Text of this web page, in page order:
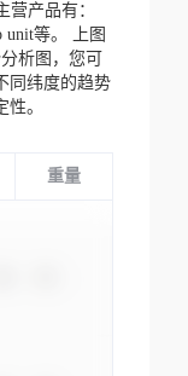
营产品有：
unit等。
上图
析图，您可
同纬度的趋势
。
重量